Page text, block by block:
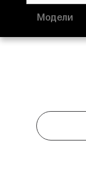
Модели